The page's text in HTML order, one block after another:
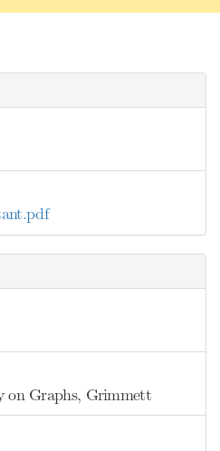
on Graphs, Grimmett